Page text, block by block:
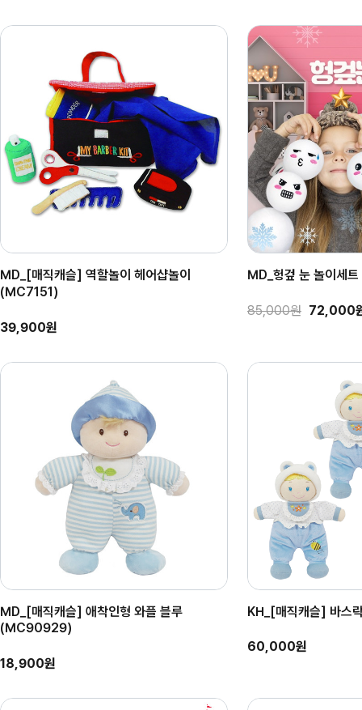
MD_[매직캐슬] 역할놀이 헤어샵놀이
(MC7151)
39,900원
MD_헝겊 눈 놀이세
85,000원 72,000
MD_[매직캐슬] 애착인형 와플 블루
(MC90929)
18,900원
KH_[매직캐슬] 바스
60,000원